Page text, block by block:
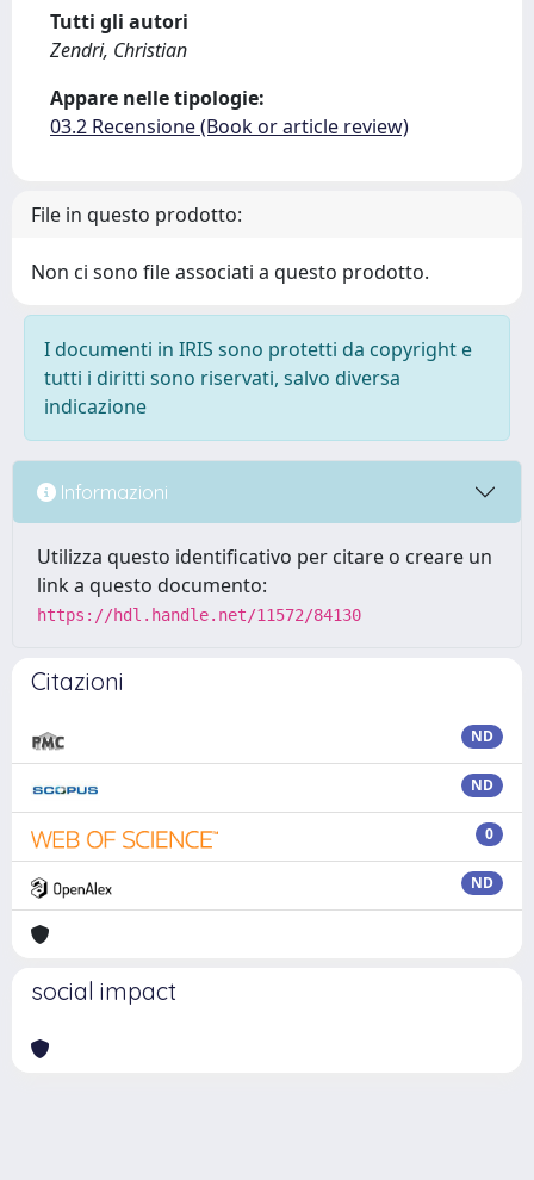
Tutti gli autori
Zendri, Christian
Appare nelle tipologie:
03.2 Recensione (Book or article review)
File in questo prodotto:
Non ci sono file associati a questo prodotto.
I documenti in IRIS sono protetti da copyright e
tutti i diritti sono riservati, salvo diversa
indicazione
Informazioni
Utilizza questo identificativo per citare o creare un
link a questo documento:
https://hdl.handle.net/11572/84130
Citazioni
ND
ND
0
ND
social impact